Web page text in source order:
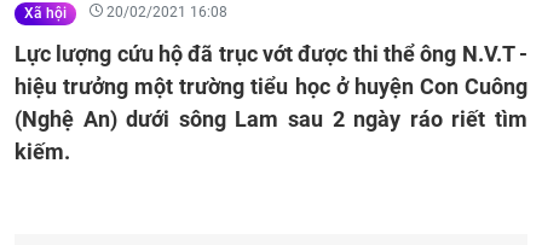
Xã hội 20/02/2021 16:08
Lực lượng cứu hộ đã trục vớt được thi thể ông N.V.T -
hiệu trưởng một trường tiểu học ở huyện Con Cuông
(Nghệ An) dưới sông Lam sau 2 ngày ráo riết tìm
kiếm.